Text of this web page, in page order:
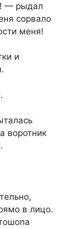
— рыдал
сорвало
меня!
и
воротник
в лицо.